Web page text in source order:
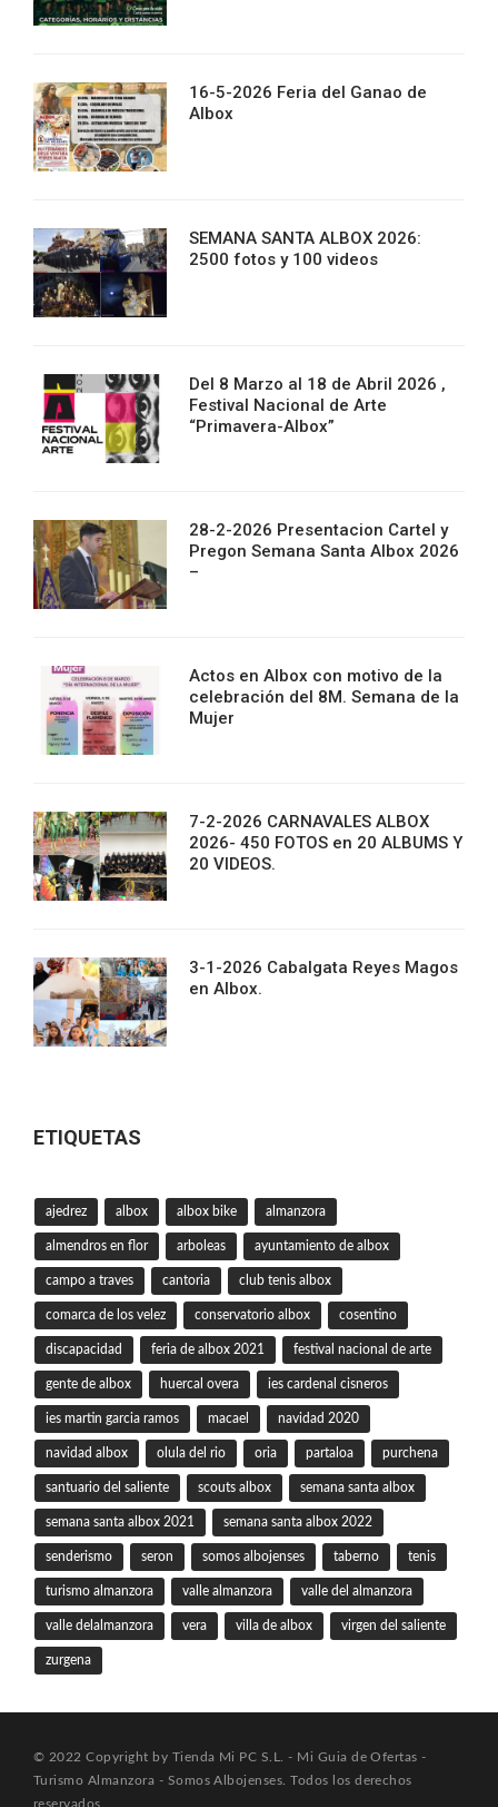
16-5-2026 Feria del Ganao de
Albox
SEMANA SANTA ALBOX 2026:
2500 fotos y 100 videos
Del 8 Marzo al 18 de Abril 2026 ,
Festival Nacional de Arte
“Primavera-Albox”
28-2-2026 Presentacion Cartel y
Pregon Semana Santa Albox 2026
–
Actos en Albox con motivo de la
celebración del 8M. Semana de la
Mujer
7-2-2026 CARNAVALES ALBOX
2026- 450 FOTOS en 20 ALBUMS Y
20 VIDEOS.
3-1-2026 Cabalgata Reyes Magos
en Albox.
ETIQUETAS
ajedrez albox albox bike almanzora
almendros en flor arboleas ayuntamiento de albox
campo a traves cantoria club tenis albox
comarca de los velez conservatorio albox cosentino
discapacidad feria de albox 2021 festival nacional de arte
gente de albox huercal overa ies cardenal cisneros
ies martin garcia ramos macael navidad 2020
navidad albox olula del rio oria partaloa purchena
santuario del saliente scouts albox semana santa albox
semana santa albox 2021 semana santa albox 2022
senderismo seron somos albojenses taberno tenis
turismo almanzora valle almanzora valle del almanzora
valle delalmanzora vera villa de albox virgen del saliente
zurgena
© 2022 Copyright by Tienda Mi PC S.L. - Mi Guia de Ofertas -
Turismo Almanzora - Somos Albojenses. Todos los derechos
reservados.